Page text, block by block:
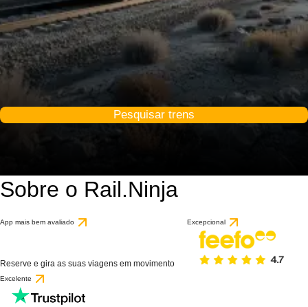
Pesquisar trens
Sobre o Rail.Ninja
App mais bem avaliado
Reserve e gira as suas viagens em movimento
Excepcional
Excelente